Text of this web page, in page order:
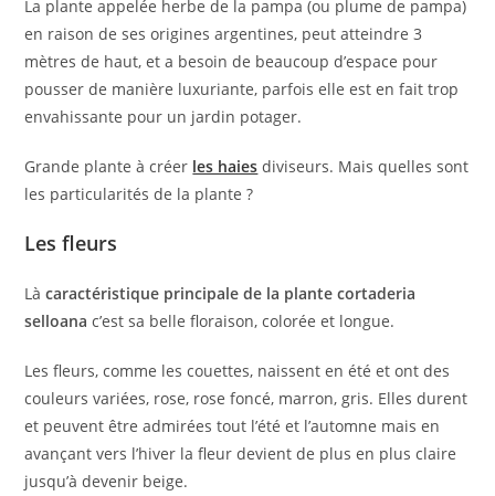
La plante appelée herbe de la pampa (ou plume de pampa)
en raison de ses origines argentines, peut atteindre 3
mètres de haut, et a besoin de beaucoup d’espace pour
pousser de manière luxuriante, parfois elle est en fait trop
envahissante pour un jardin potager.
Grande plante à créer les haies diviseurs. Mais quelles sont
les particularités de la plante ?
Les fleurs
Làcaractéristique principale de la plante cortaderia
selloana c’est sa belle floraison, colorée et longue.
Les fleurs, comme les couettes, naissent en été et ont des
couleurs variées, rose, rose foncé, marron, gris. Elles durent
et peuvent être admirées tout l’été et l’automne mais en
avançant vers l’hiver la fleur devient de plus en plus claire
jusqu’à devenir beige.